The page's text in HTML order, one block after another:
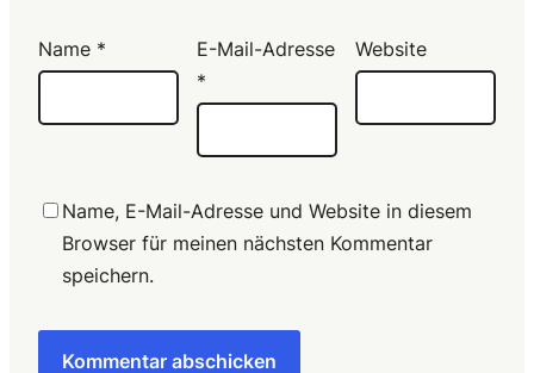
Name *
E-Mail-Adresse
*
Website
Name, E-Mail-Adresse und Website in diesem
Browser für meinen nächsten Kommentar
speichern.